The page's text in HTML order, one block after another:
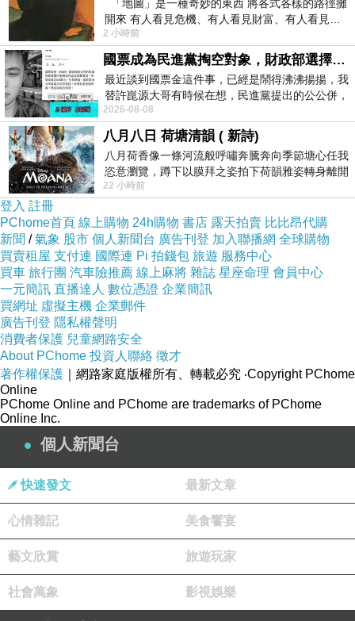
「地圖」是一種奇妙的東西 將各式各樣的路徑攤
開來 有人看見危機、有人看見財富、有人看見…
從中可以發掘出不同的
2 小時前
國票成為民進黨掏空對象，財政部選擇性失憶
最近談到國票金這件事，已經是鬧得沸沸揚揚，我
替許崑源大哥有時候在想，民進黨提出的公公併，
其實就是想要國庫通黨庫，鬧出最大的醜
2026-08-08
八月八日 荷塘清韻 ( 新詩)
八月荷香像一條河流般呼嘯奔騰奔向季節塘心任我
恣意瀏覽，蹲下以膜拜之姿拍下荷韻雅姿轉身離開
時我把美麗的遐想掛在亭亭葉柄上盼望
22 小時前
登入 註冊
PChome首頁 線上購物 24h購物 書店 露天拍賣 比比昂代購
新聞 /氣象 股市 個人新聞台 廣告刊登 加入聯播網 全球購物
買賣租屋 支付連 國際連 Pi 拍錢包 旅遊 服務中心
買車 旅行團 汽車險推薦 線上麻將 雜誌 星座命理 會員中心
一元簡訊 直播達人 數位憑證 企業簡訊
買網址 虛擬主機 企業郵件
廣告刊登 隱私權聲明
消費者保護 兒童網路安全
About PChome 投資人聯絡 徵才
著作權保護 ｜網路家庭版權所有、轉載必究 ‧Copyright PChome
Online
PChome Online and PChome are trademarks of PChome
Online Inc.
個人新聞台
快速發文 最新文章
心情雜記 美食饗宴
藝文欣賞 旅遊玩家
社會萬象 影視娛樂